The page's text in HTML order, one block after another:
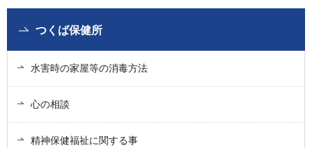
つくば保健所
水害時の家屋等の消毒方法
心の相談
精神保健福祉に関する事